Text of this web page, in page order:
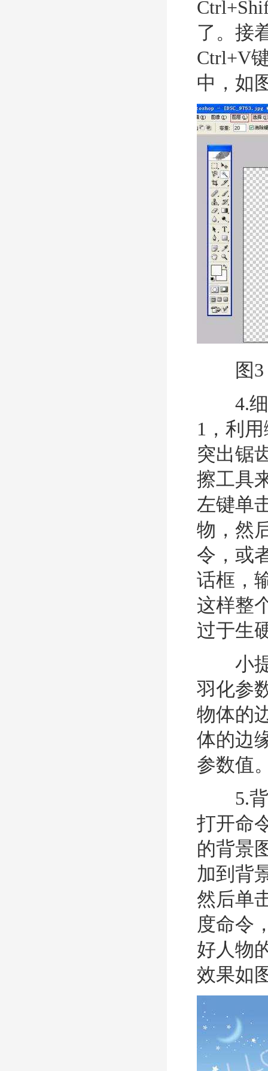
了。接
Ctrl+V
中，如
图3
4.细
1，利
突出锯
擦工具
左键单
物，然
令，或
话框，
这样整
过于生
小提
羽化参
物体的
体的边
参数值
5.背
打开命
的背景
加到背
然后单
度命令
好人物
效果如